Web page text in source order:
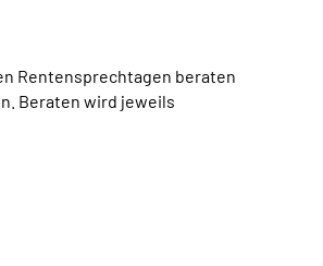
Rentensprechtagen beraten
Beraten wird jeweils